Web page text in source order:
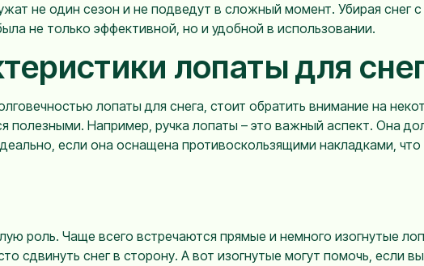
не один сезон и не подведут в сложный момент. Убирая снег с
не только эффективной, но и удобной в использовании.
лопаты для
лопаты для снега, стоит обратить внимание на
полезными. Например, ручка лопаты – это важный аспект. Она
если она оснащена противоскользящими накладками, что
роль. Чаще всего встречаются прямые и немного изогнутые
сдвинуть снег в сторону. А вот изогнутые могут помочь, если